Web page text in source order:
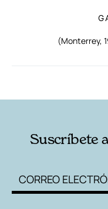
(Monterrey,
Suscríbete